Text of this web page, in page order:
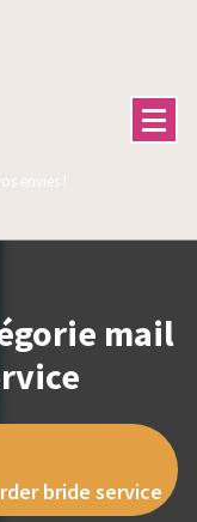
envies !
mail
bride service